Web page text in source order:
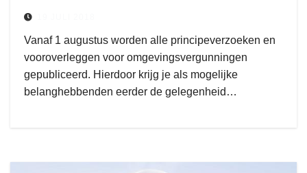
Vanaf 1 augustus worden alle principeverzoeken en
vooroverleggen voor omgevingsvergunningen
gepubliceerd. Hierdoor krijg je als mogelijke
belanghebbenden eerder de gelegenheid…